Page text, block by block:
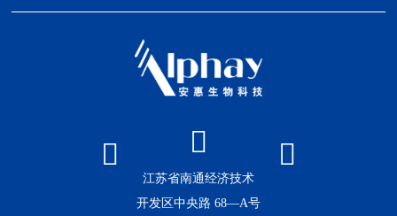
江苏省南通经济技术
开发区中央路 68—A号